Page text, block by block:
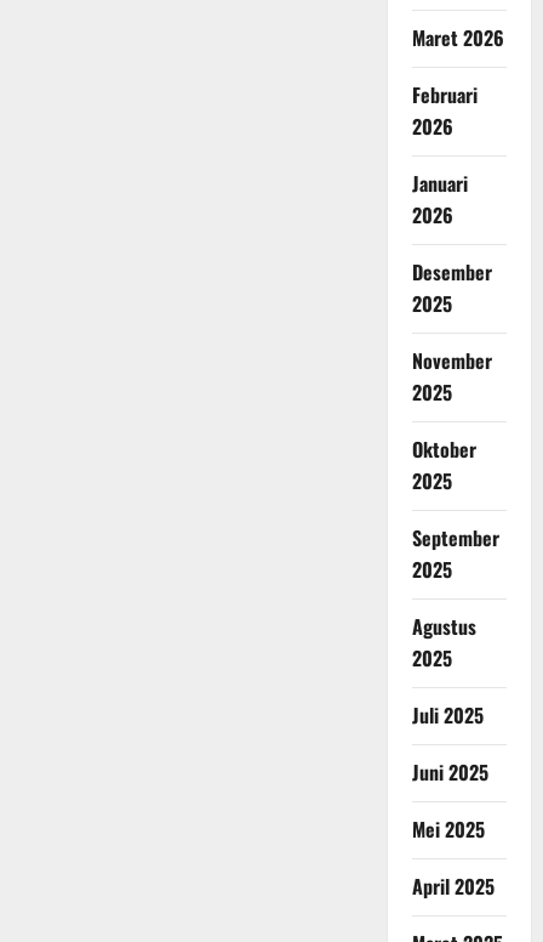
Maret 2026
Februari
2026
Januari
2026
Desember
2025
November
2025
Oktober
2025
September
2025
Agustus
2025
Juli 2025
Juni 2025
Mei 2025
April 2025